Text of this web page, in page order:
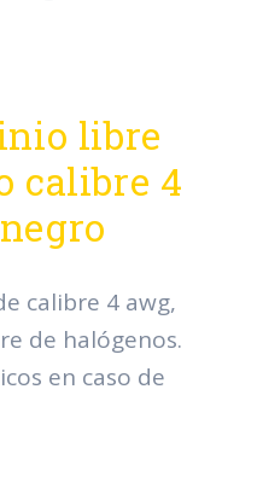
libre
calibre 4
calibre 4 awg,
de halógenos.
en caso de